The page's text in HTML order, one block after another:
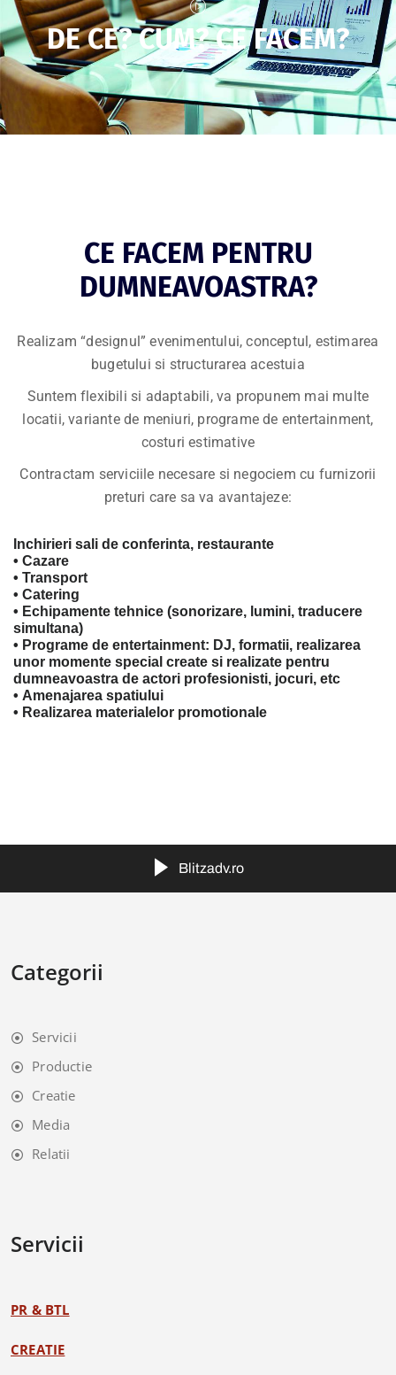
DE CE? CUM? CE FACEM?
CE FACEM PENTRU
DUMNEAVOASTRA?
Realizam “designul” evenimentului, conceptul, estimarea
bugetului si structurarea acestuia
Suntem flexibili si adaptabili, va propunem mai multe
locatii, variante de meniuri, programe de entertainment,
costuri estimative
Contractam serviciile necesare si negociem cu furnizorii
preturi care sa va avantajeze:
Inchirieri sali de conferinta, restaurante
• Cazare
• Transport
• Catering
• Echipamente tehnice (sonorizare, lumini, traducere
simultana)
• Programe de entertainment: DJ, formatii, realizarea
unor momente special create si realizate pentru
dumneavoastra de actori profesionisti, jocuri, etc
• Amenajarea spatiului
• Realizarea materialelor promotionale
Blitzadv.ro
Categorii
Servicii
Productie
Creatie
Media
Relatii
Servicii
PR & BTL
CREATIE